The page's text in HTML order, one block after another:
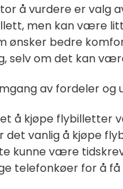
å vurdere er valg
men kan være
ønsker bedre
selv om det kan
av fordeler
å kjøpe flybilletter
det vanlig å kjøpe
kunne være
telefonkøer for å